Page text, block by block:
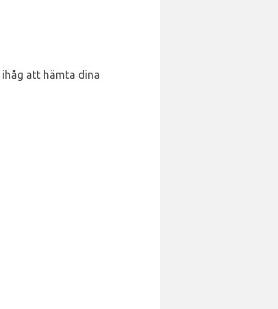
att hämta dina